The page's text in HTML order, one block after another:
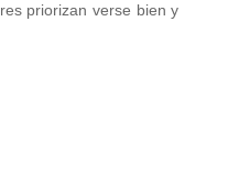
priorizan verse bien y